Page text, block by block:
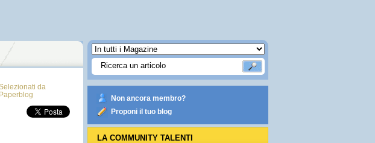
da
Paperblog
Non ancora membro?
Proponi il tuo blog
LA COMMUNITY TALENTI